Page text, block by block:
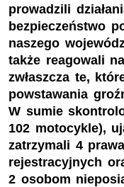
prowadzili
bezpieczeństwo
naszego
także reagowali
zwłaszcza te,
powstawania
W sumie
102 motocykle),
zatrzymali 4
rejestracyjnych
2 osobom